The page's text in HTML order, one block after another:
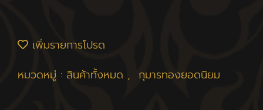
เพิ่มรายการโปรด
หมวดหมู่ : สินค้าทั้งหมด , กุมารทองยอดนิยม